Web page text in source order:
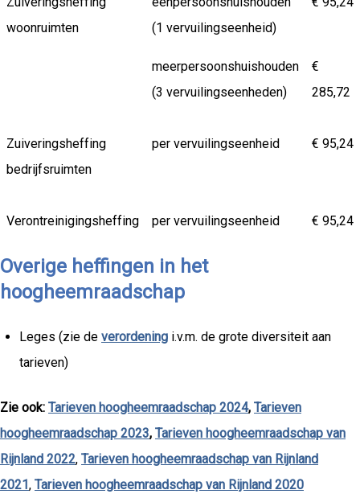
woonruimten
(1 vervuilingseenheid)
meerpersoonshuishouden
(3 vervuilingseenheden)
€
285,72
Zuiveringsheffing
bedrijfsruimten
per vervuilingseenheid € 95,24
Verontreinigingsheffing per vervuilingseenheid € 95,24
Overige heffingen in het
hoogheemraadschap
Leges (zie de verordening i.v.m. de grote diversiteit aan
tarieven)
Zie ook: Tarieven hoogheemraadschap 2024, Tarieven
hoogheemraadschap 2023, Tarieven hoogheemraadschap van
Rijnland 2022, Tarieven hoogheemraadschap van Rijnland
2021 , Tarieven hoogheemraadschap van Rijnland 2020